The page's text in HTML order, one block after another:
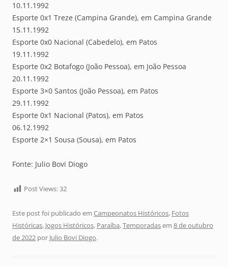
10.11.1992
Esporte 0x1 Treze (Campina Grande), em Campina Grande
15.11.1992
Esporte 0x0 Nacional (Cabedelo), em Patos
19.11.1992
Esporte 0x2 Botafogo (João Pessoa), em João Pessoa
20.11.1992
Esporte 3×0 Santos (João Pessoa), em Patos
29.11.1992
Esporte 0x1 Nacional (Patos), em Patos
06.12.1992
Esporte 2×1 Sousa (Sousa), em Patos
Fonte: Julio Bovi Diogo
Post Views:32
Este post foi publicado em Campeonatos Históricos, Fotos
Históricas, Jogos Históricos, Paraíba,Temporadasem 8 de outubro
de 2022 por Julio Bovi Diogo.